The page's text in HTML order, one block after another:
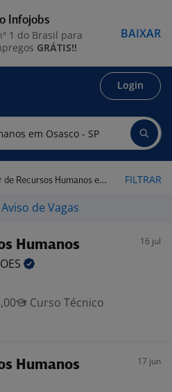
Login
Humanos em Osasco - SP FILTRAR
de Vagas
Humanos 16 jul
Curso Técnico
Humanos 17 jun
Infojobs
1 do Brasil para
GRÁTIS!!
BAIXAR